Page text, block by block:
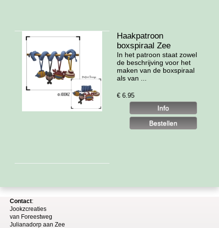
Haakpatroon
boxspiraal Zee
In het patroon staat zowel
de beschrijving voor het
maken van de boxspiraal
als van ...
€ 6.95
Contact:
Jookzcreaties
van Foreestweg
Julianadorp aan Zee